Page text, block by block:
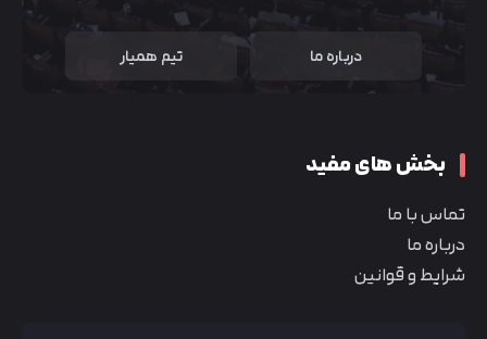
درباره ما تیم همیار
بخش های مفید
تماس با ما
درباره ما
شرایط و قوانین